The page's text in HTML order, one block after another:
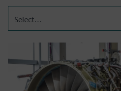
Select...